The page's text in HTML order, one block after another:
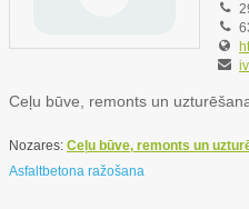
Ceļu būve, remonts un
Nozares: Ceļu būve, remonts un
Asfaltbetona ražošana